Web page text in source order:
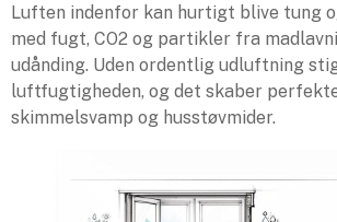
Luften indenfor kan hurtigt blive tung
med fugt, CO2 og partikler fra
udånding. Uden ordentlig udluftning
luftfugtigheden, og det skaber
skimmelsvamp og husstøvmider.